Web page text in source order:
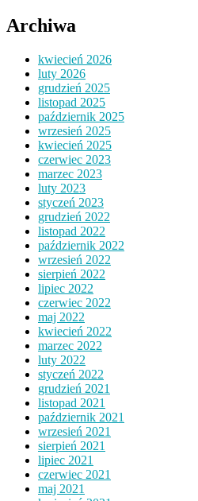
Archiwa
kwiecień 2026
luty 2026
grudzień 2025
listopad 2025
październik 2025
wrzesień 2025
kwiecień 2025
czerwiec 2023
marzec 2023
luty 2023
styczeń 2023
grudzień 2022
listopad 2022
październik 2022
wrzesień 2022
sierpień 2022
lipiec 2022
czerwiec 2022
maj 2022
kwiecień 2022
marzec 2022
luty 2022
styczeń 2022
grudzień 2021
listopad 2021
październik 2021
wrzesień 2021
sierpień 2021
lipiec 2021
czerwiec 2021
maj 2021